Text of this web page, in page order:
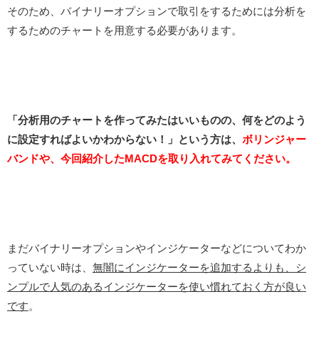
そのため、バイナリーオプションで取引をするためには分析を
するためのチャートを用意する必要があります。
「分析用のチャートを作ってみたはいいものの、何をどのよう
に設定すればよいかわからない！」という方は、 ボリンジャー
バンドや、今回紹介したMACDを取り入れてみてください。
まだバイナリーオプションやインジケーターなどについてわか
っていない時は、 無闇にインジケーターを追加するよりも、シ
ンプルで人気のあるインジケーターを使い慣れておく方が良い
です